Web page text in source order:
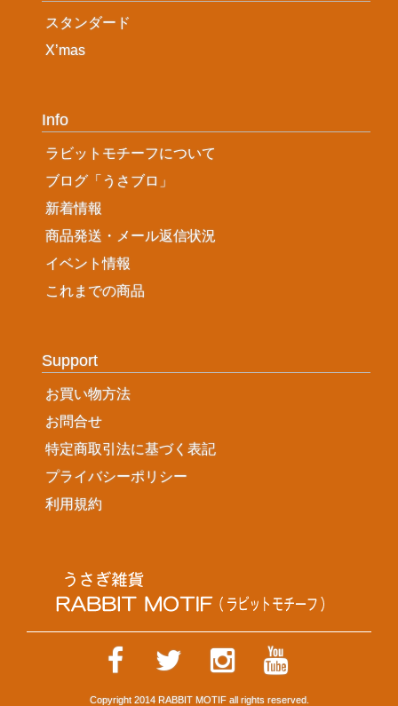
スタンダード
X’mas
Info
ラビットモチーフについて
ブログ「うさブロ」
新着情報
商品発送・メール返信状況
イベント情報
これまでの商品
Support
お買い物方法
お問合せ
特定商取引法に基づく表記
プライバシーポリシー
利用規約
Copyright 2014 RABBIT MOTIFall rights reserved.